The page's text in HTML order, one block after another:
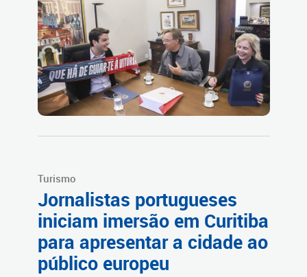
Turismo
Jornalistas portugueses
iniciam imersão em Curitiba
para apresentar a cidade ao
público europeu